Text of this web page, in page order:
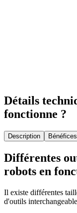
Détails
fonctionne ?
Description Bénéfices
Différentes
robots en
Il existe différentes
d'outils